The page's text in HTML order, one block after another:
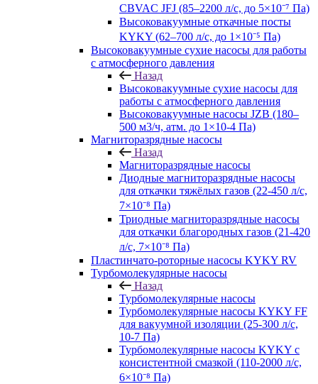
CBVAC JFJ (85–2200 л/с, до 5×10⁻⁷ Па)
Высоковакуумные откачные посты
KYKY (62–700 л/с, до 1×10⁻⁵ Па)
Высоковакуумные сухие насосы для работы
с атмосферного давления
Назад
Высоковакуумные сухие насосы для
работы с атмосферного давления
Высоковакуумные насосы JZB (180–
500 м3/ч, атм. до 1×10-4 Па)
Магниторазрядные насосы
Назад
Магниторазрядные насосы
Диодные магниторазрядные насосы
для откачки тяжёлых газов (22-450 л/с,
7×10⁻⁸ Па)
Триодные магниторазрядные насосы
для откачки благородных газов (21-420
л/с, 7×10⁻⁸ Па)
Пластинчато-роторные насосы KYKY RV
Турбомолекулярные насосы
Назад
Турбомолекулярные насосы
Турбомолекулярные насосы KYKY FF
для вакуумной изоляции (25-300 л/с,
10-7 Па)
Турбомолекулярные насосы KYKY с
консистентной смазкой (110-2000 л/с,
6×10⁻⁸ Па)